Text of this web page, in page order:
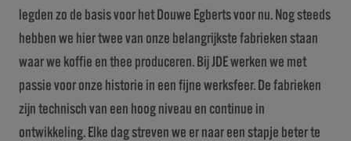
legden zo de basis voor het Douwe Egberts voor nu. Nog steeds
hebben we hier twee van onze belangrijkste fabrieken staan
waar we koffie en thee produceren. Bij JDE werken we met
passie voor onze historie in een fijne werksfeer. De fabrieken
zijn technisch van een hoog niveau en continue in
ontwikkeling. Elke dag streven we er naar een stapje beter te